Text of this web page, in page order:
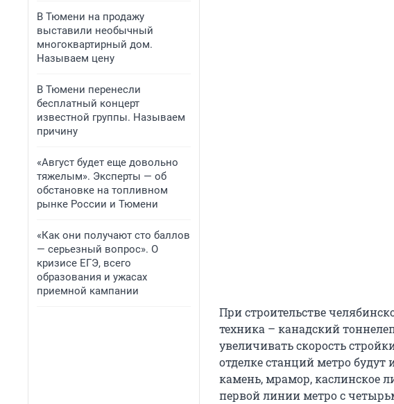
В Тюмени на продажу
выставили необычный
многоквартирный дом.
Называем цену
В Тюмени перенесли
бесплатный концерт
известной группы. Называем
причину
«Август будет еще довольно
тяжелым». Эксперты — об
обстановке на топливном
рынке России и Тюмени
«Как они получают сто баллов
— серьезный вопрос». О
кризисе ЕГЭ, всего
образования и ужасах
приемной кампании
При строительстве
техника – канадский
увеличивать скорость
отделке станций метро
камень, мрамор, каслинское
первой линии метро с